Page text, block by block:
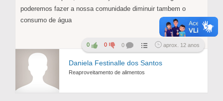
poderemos fazer a nossa comunidade diminuir tambem o
consumo de água
0 0 0 aprox. 12 anos
Daniela Festinalle dos Santos
Reaproveitamento de alimentos